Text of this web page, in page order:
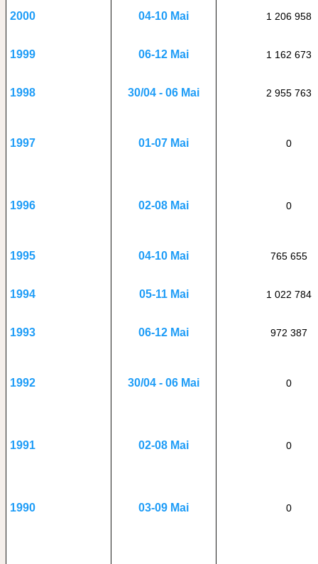
2000 04-10 Mai 1 206 958
1999 06-12 Mai 1 162 673
1998 30/04 - 06 Mai 2 955 763
1997 01-07 Mai 0
1996 02-08 Mai 0
1995 04-10 Mai 765 655
1994 05-11 Mai 1 022 784
1993 06-12 Mai 972 387
1992 30/04 - 06 Mai 0
1991 02-08 Mai 0
1990 03-09 Mai 0